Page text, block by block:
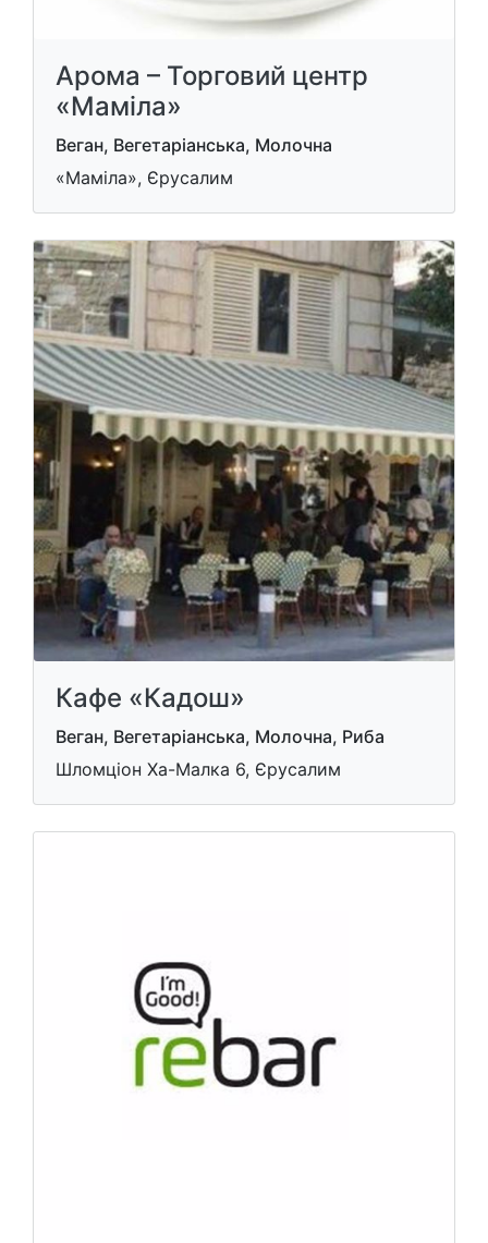
Арома – Торговий центр
«Маміла»
Веган, Вегетаріанська, Молочна
«Маміла», Єрусалим
Кафе «Кадош»
Веган, Вегетаріанська, Молочна, Риба
Шломціон Ха-Малка 6, Єрусалим